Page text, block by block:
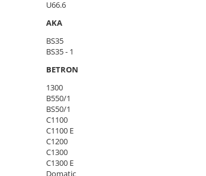
U66.6
AKA
BS35
BS35 - 1
BETRON
1300
B550/1
BS50/1
C1100
C1100 E
C1200
C1300
C1300 E
Domatic